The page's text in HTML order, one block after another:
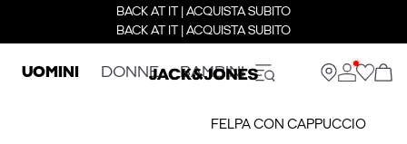
BACK AT IT | ACQUISTA SUBITO
BACK AT IT | ACQUISTA SUBITO
UOMINI DONNE BAMBINI
FELPA CON CAPPUCCIO